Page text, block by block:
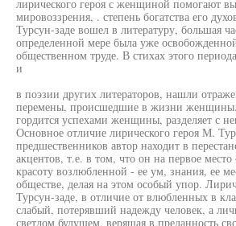
лирического героя с женщиной помогают
мировоззрения, . степень богатства его
Турсун-заде вошел в литературу, большая
определенной мере была уже
общественном труде. В стихах этого
и
в поэзии других литераторов, нашли
перемены, происшедшие в жизни
гордится успехами женщины, разделяет с
Основное отличие лирического героя М.
предшественников автор находит в
акцентов, т.е. в том, что он на первое
красоту возлюбленной - ее ум, знания, ее
обществе, делая на этом особый упор.
Турсун-заде, в отличие от влюбленных в
слабый, потерявший надежду человек, а
светлом будущем, верящая в преданность